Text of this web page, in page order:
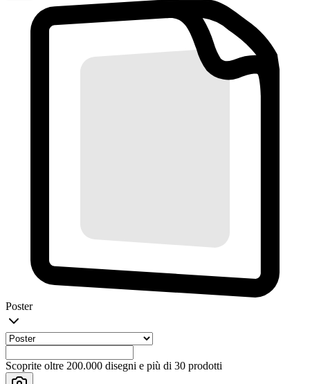
Poster
Scoprite oltre 200.000 disegni e più di 30 prodotti